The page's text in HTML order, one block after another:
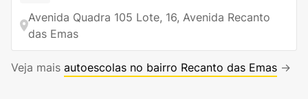
Avenida Quadra 105 Lote, 16, Avenida Recanto
das Emas
Veja mais autoescolas no bairro Recanto das Emas →